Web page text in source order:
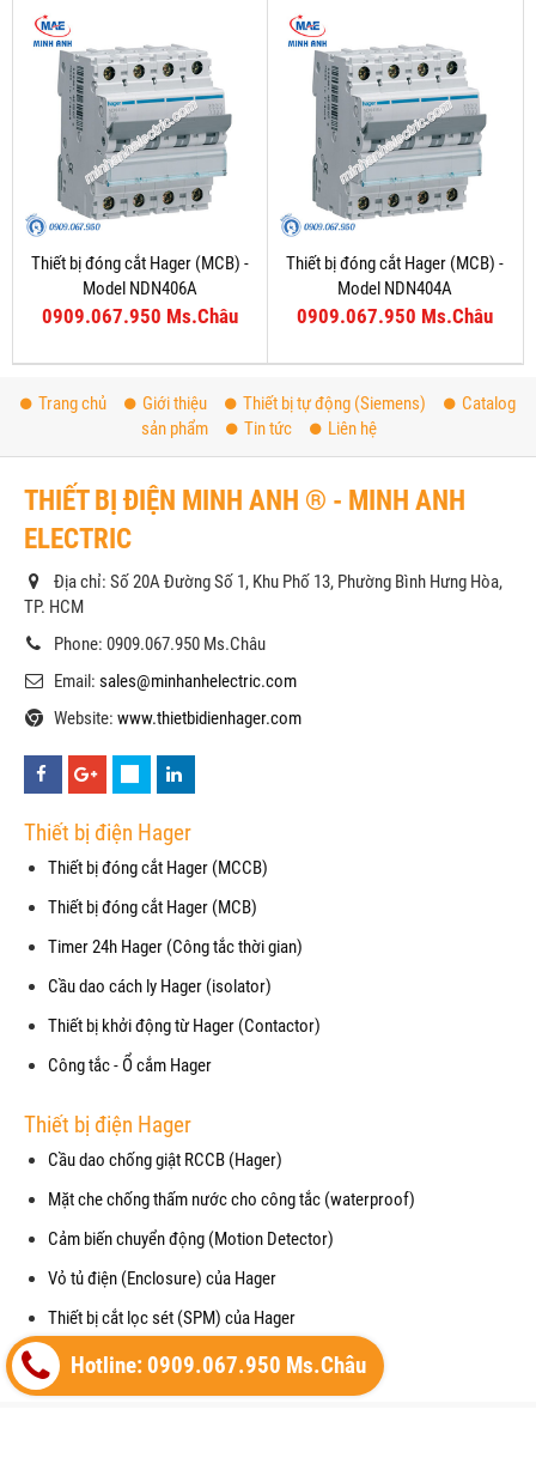
Thiết bị đóng cắt Hager (MCB) -
Model NDN406A
0909.067.950 Ms.Châu
Thiết bị đóng cắt Hager (MCB) -
Model NDN404A
0909.067.950 Ms.Châu
Trang chủ Giới thiệu Thiết bị tự động (Siemens)
Catalog
sản phẩm
Tin tức Liên hệ
THIẾT BỊ ĐIỆN MINH ANH ® - MINH ANH
ELECTRIC
Địa chỉ: Số 20A Đường Số 1, Khu Phố 13, Phường Bình Hưng Hòa,
TP. HCM
Phone: 0909.067.950 Ms.Châu
Email: sales@minhanhelectric.com
Website: www.thietbidienhager.com
Thiết bị điện Hager
Thiết bị đóng cắt Hager (MCCB)
Thiết bị đóng cắt Hager (MCB)
Timer 24h Hager (Công tắc thời gian)
Cầu dao cách ly Hager (isolator)
Thiết bị khởi động từ Hager (Contactor)
Công tắc - Ổ cắm Hager
Thiết bị điện Hager
Cầu dao chống giật RCCB (Hager)
Mặt che chống thấm nước cho công tắc (waterproof)
Cảm biến chuyển động (Motion Detector)
Vỏ tủ điện (Enclosure) của Hager
Thiết bị cắt lọc sét (SPM) của Hager
Máy cắt không khí (ACB) của Hager
Hotline: 0909.067.950 Ms.Châu